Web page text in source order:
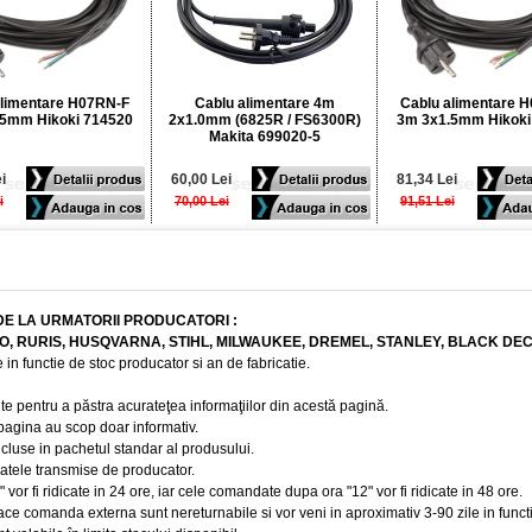
H07RN-F
Hikoki 714520
Cablu alimentare 4m
2x1.0mm (6825R / FS6300R)
Makita 699020-5
60,00 Lei
70,00 Lei
Cablu alimentare
3m 3x1.5mm
81,34 Lei
91,51 Lei
LA URMATORII PRODUCATORI :
RURIS, HUSQVARNA, STIHL, MILWAUKEE, DREMEL, STANLEY, BLACK
functie de stoc producator si an de fabricatie.
pentru a păstra acurateţea informaţiilor din acestă pagină.
au scop doar informativ.
in pachetul standar al produsului.
transmise de producator.
fi ridicate in 24 ore, iar cele comandate dupa ora "12" vor fi ridicate in 48 ore.
comanda externa sunt nereturnabile si vor veni in aproximativ 3-90 zile in